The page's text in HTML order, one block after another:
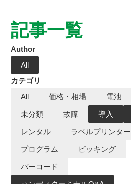
記事一覧
Author
All
カテゴリ
All
価格・相場 電池
未分類 故障 導入
レンタル ラベルプリンター
プログラム ピッキング
バーコード